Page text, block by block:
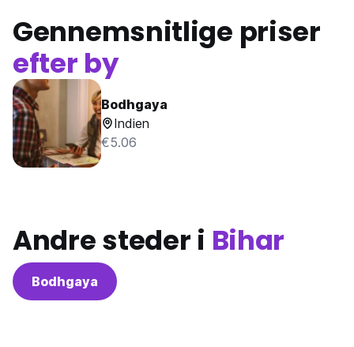
Gennemsnitlige priser
efter by
Bodhgaya
Indien
€5.06
Andre steder i Bihar
Bodhgaya